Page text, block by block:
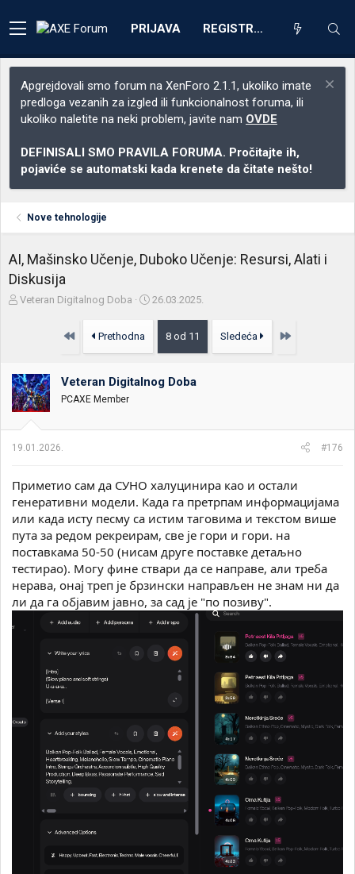
PRIJAVA REGISTRACIJA
Apgrejdovali smo forum na XenForo 2.1.1, ukoliko imate
predloga vezanih za izgled ili funkcionalnost foruma, ili
ukoliko naletite na neki problem, javite nam OVDE
DEFINISALI SMO PRAVILA FORUMA. Pročitajte ih,
pojaviće se automatski kada krenete da čitate nešto!
Nove tehnologije
AI, Mašinsko Učenje, Duboko Učenje: Resursi, Alati i
Diskusija
Z
i
k
t
e
m
Veteran Digitalnog Doba
D
m
o
e
j
a
26.03.2025.
Prvo Prethodna 8 od 11 Sledeća Poslednja
Veteran Digitalnog Doba
PCAXE Member
19.01.2026. #176
Приметио сам да СУНО халуцинира као и остали
генеративни модели. Када га претрпам информацијама
или када исту песму са истим таговима и текстом више
пута за редом рекреирам, све је гори и гори. на
поставкама 50-50 (нисам друге поставке детаљно
тестирао). Могу фине ствари да се направе, али треба
нерава, онај треп је брзински направљен не знам ни да
ли да га објавим јавно, за сад је "по позиву".